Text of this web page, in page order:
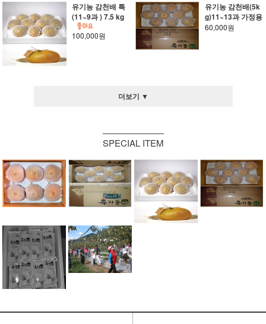
유기농 감천배 특
(11~9과 ) 7.5 kg
100,000원
유기농 감천배(5k
g)11~13과 가정용
60,000원
더보기 ▼
SPECIAL ITEM